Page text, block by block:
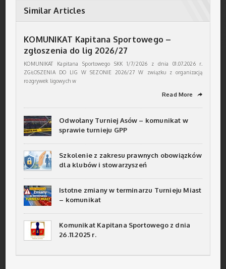
Similar Articles
KOMUNIKAT Kapitana Sportowego –
zgłoszenia do lig 2026/27
KOMUNIKAT Kapitana Sportowego SKK 1/7/2026 z dnia 01.07.2026 r.
ZGŁOSZENIA DO LIG W SEZONIE 2026/27 W związku z organizacją
rozgrywek ligowych w
Read More ➦
Odwołany Turniej Asów – komunikat w
sprawie turnieju GPP
Szkolenie z zakresu prawnych obowiązków
dla klubów i stowarzyszeń
Istotne zmiany w terminarzu Turnieju Miast
– komunikat
Komunikat Kapitana Sportowego z dnia
26.11.2025 r.